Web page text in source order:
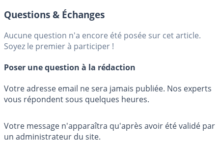
Questions & Échanges
Aucune question n'a encore été posée sur cet article.
Soyez le premier à participer !
Poser une question à la rédaction
Votre adresse email ne sera jamais publiée. Nos experts
vous répondent sous quelques heures.
Votre message n'apparaîtra qu'après avoir été validé par
un administrateur du site.